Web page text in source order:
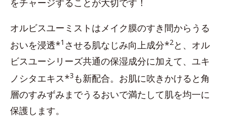
をチャージすることが大切です！
オルビスユーミストはメイク膜のすき間からうる
おいを浸透*1 させる肌なじみ向上成分*2と、オル
ビスユーシリーズ共通の保湿成分に加えて、ユキ
ノシタエキス*3 も新配合。お肌に吹きかけると角
層のすみずみまでうるおいで満たして肌を均一に
保護します。